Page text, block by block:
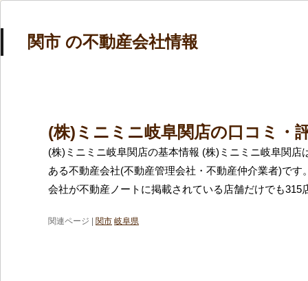
関市 の不動産会社情報
(株)ミニミニ岐阜関店の口コミ・
(株)ミニミニ岐阜関店の基本情報 (株)ミニミニ岐阜関店
ある不動産会社(不動産管理会社・不動産仲介業者)です
会社が不動産ノートに掲載されている店舗だけでも315
関連ページ | 関市 岐阜県